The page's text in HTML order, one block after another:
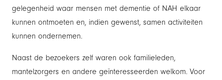
gelegenheid waar mensen met dementie of NAH elkaar
kunnen ontmoeten en, indien gewenst, samen activiteiten
kunnen ondernemen.
Naast de bezoekers zelf waren ook familieleden,
mantelzorgers en andere geïnteresseerden welkom. Voor